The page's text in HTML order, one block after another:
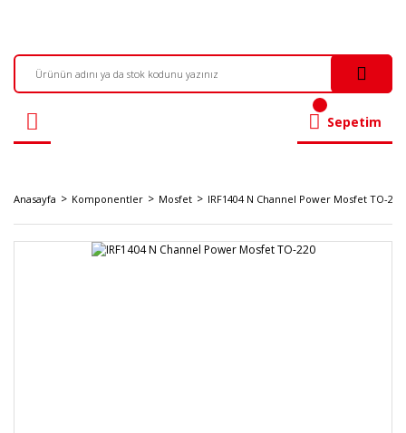
Sepetim
Anasayfa Komponentler Mosfet IRF1404 N Channel Power Mosfet TO-220